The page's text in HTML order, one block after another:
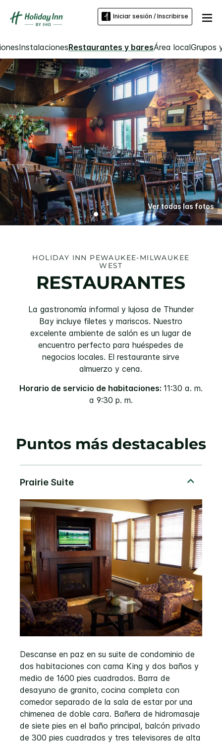
Iniciar sesión / Inscribirse
InstalacionesRestaurantes y baresÁrea localGrupos
Ver todas las fotos
HOLIDAY INN PEWAUKEE-MILWAUKEE
WEST
RESTAURANTES
La gastronomía informal y lujosa de Thunder
Bay incluye filetes y mariscos. Nuestro
excelente ambiente de salón es un lugar de
encuentro perfecto para huéspedes de
negocios locales. El restaurante sirve
almuerzo y cena.
Horario de servicio de habitaciones: 11:30 a. m.
a 9:30 p. m.
Puntos más destacables
Descanse en paz en su suite de condominio de
dos habitaciones con cama King y dos baños y
medio de 1600 pies cuadrados. Barra de
desayuno de granito, cocina completa con
comedor separado de la sala de estar por una
chimenea de doble cara. Bañera de hidromasaje
de siete pies en el baño principal, balcón privado
de 300 pies cuadrados y tres televisores de alta